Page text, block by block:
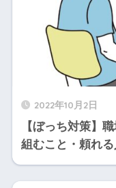
2022年10月2日
【ぼっち対策】
組むこと・頼れる